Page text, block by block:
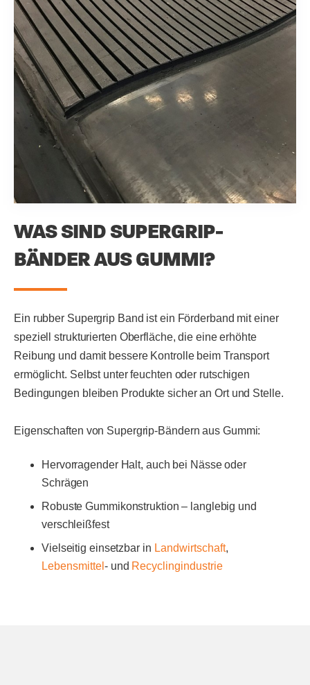
WAS SIND SUPERGRIP-
BÄNDER AUS GUMMI?
Ein rubber Supergrip Band ist ein Förderband mit einer
speziell strukturierten Oberfläche, die eine erhöhte
Reibung und damit bessere Kontrolle beim Transport
ermöglicht. Selbst unter feuchten oder rutschigen
Bedingungen bleiben Produkte sicher an Ort und Stelle.
Eigenschaften von Supergrip-Bändern aus Gummi:
Hervorragender Halt, auch bei Nässe oder
Schrägen
Robuste Gummikonstruktion – langlebig und
verschleißfest
Vielseitig einsetzbar in Landwirtschaft,
Lebensmittel - und Recyclingindustrie